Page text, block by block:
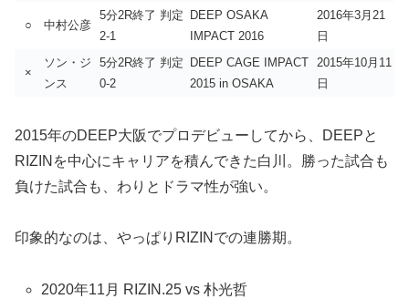
○ 中村公彦
5分2R終了 判定
2-1
DEEP OSAKA
IMPACT 2016
2016年3月21
日
×
ソン・ジ
ンス
5分2R終了 判定
0-2
DEEP CAGE IMPACT
2015 in OSAKA
2015年10月11
日
2015年のDEEP大阪でプロデビューしてから、DEEPと
RIZINを中心にキャリアを積んできた白川。勝った試合も
負けた試合も、わりとドラマ性が強い。
印象的なのは、やっぱりRIZINでの連勝期。
2020年11月 RIZIN.25 vs 朴光哲